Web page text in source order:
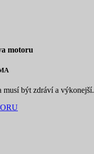
motoru
musí být zdráví a výkonejší.